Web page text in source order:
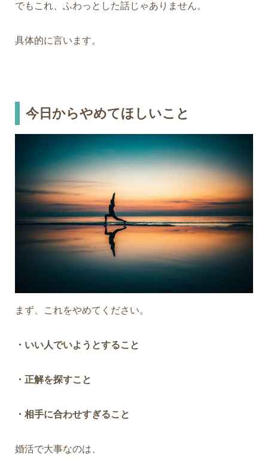
でもこれ、ふわっとした話じゃありません。
具体的に言います。
今日からやめてほしいこと
まず、これをやめてください。
・いい人でいようとすること
・正解を探すこと
・相手に合わせすぎること
婚活で大事なのは、